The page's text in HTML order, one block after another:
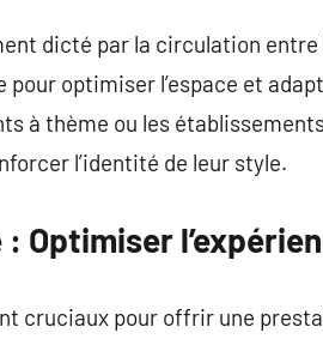
dicté par la circulation
optimiser l’espace et
à thème ou les
l’identité de leur style.
Optimiser
cruciaux pour offrir une